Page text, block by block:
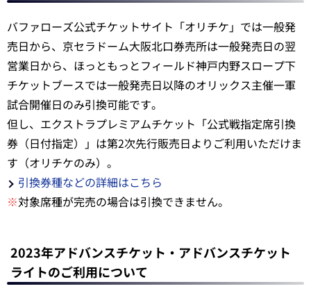
バファローズ公式チケットサイト「オリチケ」では一般発
売日から、京セラドーム大阪北口券売所は一般発売日の翌
営業日から、ほっともっとフィールド神戸内野スロープ下
チケットブースでは一般発売日以降のオリックス主催一軍
試合開催日のみ引換可能です。
但し、エクストラプレミアムチケット「公式戦指定席引換
券（日付指定）」は第2次先行販売日よりご利用いただけま
す（オリチケのみ）。
引換券種などの詳細はこちら
※対象席種が完売の場合は引換できません。
2023年アドバンスチケット・アドバンスチケット
ライトのご利用について